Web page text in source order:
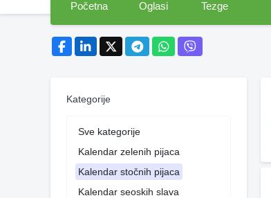
Početna Oglasi Tezge
Kategorije
Sve kategorije
Kalendar zelenih pijaca
Kalendar stočnih pijaca
Kalendar seoskih slava